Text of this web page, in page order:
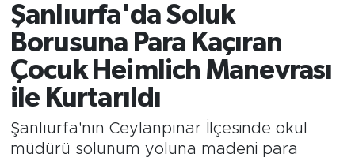
Şanlıurfa'da Soluk
Borusuna Para Kaçıran
Çocuk Heimlich Manevrası
ile Kurtarıldı
Şanlıurfa'nın Ceylanpınar İlçesinde okul
müdürü solunum yoluna madeni para
SAĞLIK
TEKNOLOJİ
OTOMOBİL
Tüm Manşetler
Son Dakika Haberleri
Haber Arşivi